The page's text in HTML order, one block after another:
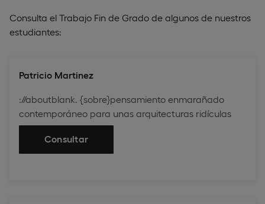
Consulta el Trabajo Fin de Grado de algunos de nuestros
estudiantes:
Patricio Martinez
://aboutblank. {sobre}pensamiento enmarañado
contemporáneo para unas arquitecturas ridículas
Consultar